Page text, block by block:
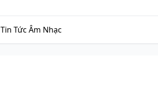
Tin Tức Âm Nhạc